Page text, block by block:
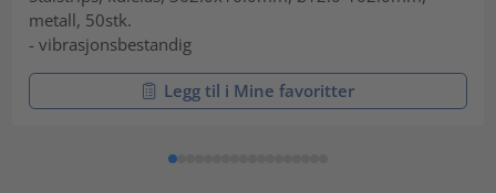
metall, 50stk.
- vibrasjonsbestandig
Legg til i Mine favoritter